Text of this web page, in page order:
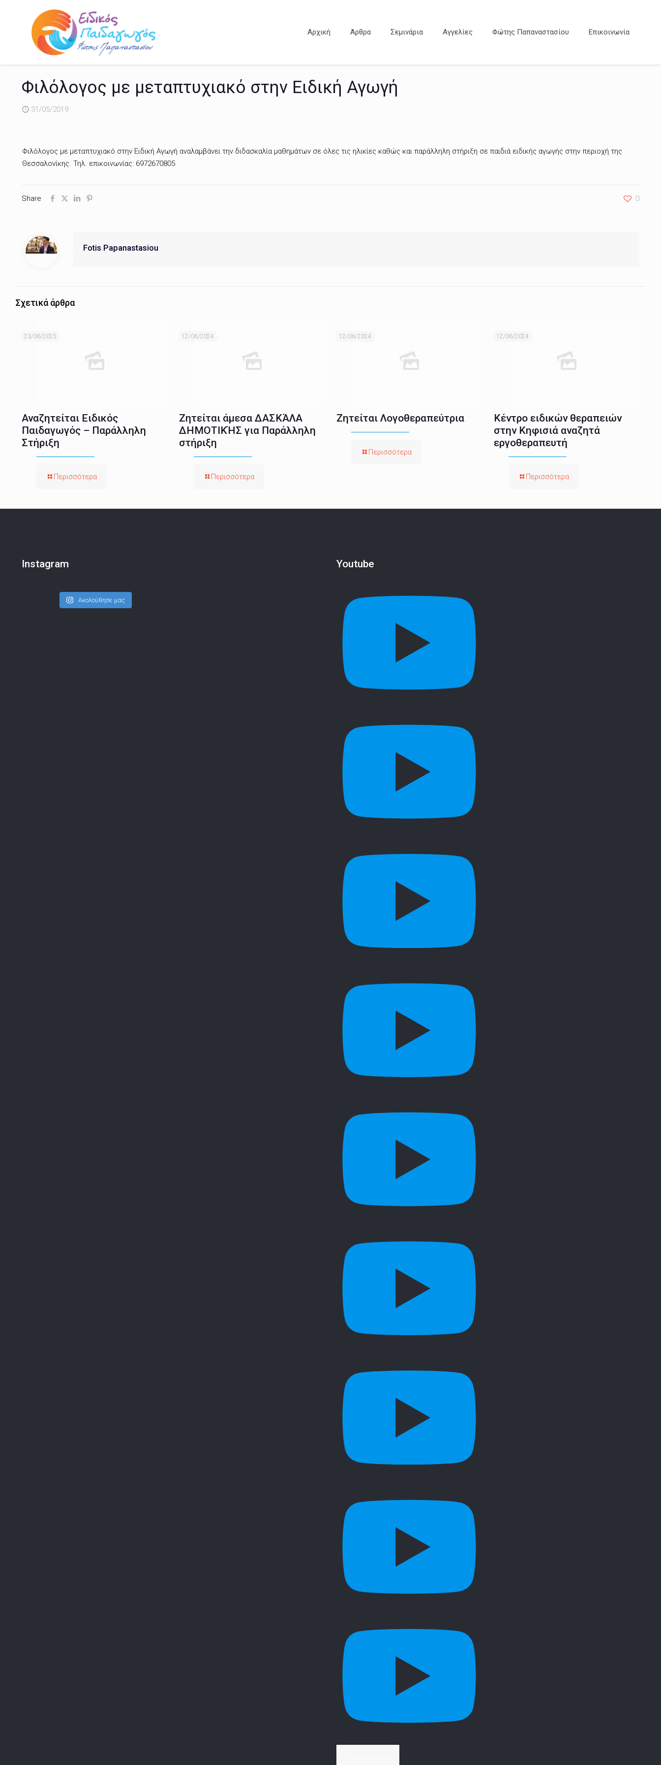
Αρχική Άρθρα Σεμινάρια Αγγελίες Φώτης Παπαναστασίου Επικοινωνία
Φιλόλογος με μεταπτυχιακό στην Ειδική Αγωγή
31/05/2019
Φιλόλογος με μεταπτυχιακό στην Ειδική Αγωγή αναλαμβάνει την διδασκαλία μαθημάτων σε όλες τις ηλικίες καθώς και παράλληλη στήριξη σε παιδιά ειδικής αγωγής στην περιοχή της
Θεσσαλονίκης. Τηλ. επικοινωνίας: 6972670805
Share 0
Fotis Papanastasiou
Σχετικά άρθρα
23/06/2025
Αναζητείται Ειδικός
Παιδαγωγός – Παράλληλη
Στήριξη
Περισσότερα
12/06/2024
Ζητείται άμεσα ΔΑΣΚΆΛΑ
ΔΗΜΟΤΙΚΉΣ για Παράλληλη
στήριξη
Περισσότερα
12/06/2024
Ζητείται Λογοθεραπεύτρια
Περισσότερα
12/06/2024
Κέντρο ειδικών θεραπειών
στην Κηφισιά αναζητά
εργοθεραπευτή
Περισσότερα
Instagram
Ακολούθησε μας
Youtube